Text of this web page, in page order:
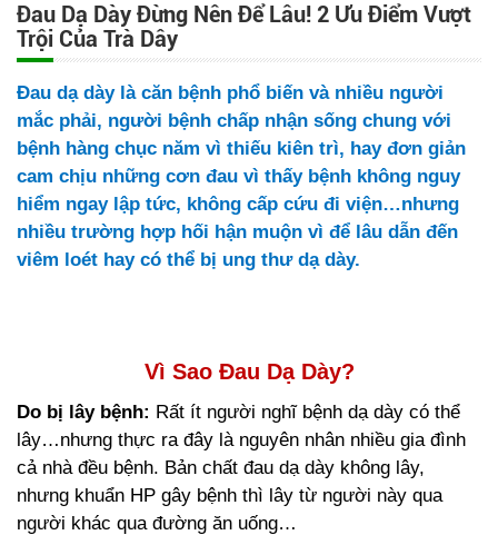
Đau Dạ Dày Đừng Nên Để Lâu! 2 Ưu Điểm Vượt
Trội Của Trà Dây
Đau dạ dàylà căn bệnh phổ biến và nhiều người
mắc phải, người bệnh chấp nhận sống chung với
bệnh hàng chục năm vì thiếu kiên trì, hay đơn giản
cam chịu những cơn đau vì thấy bệnh không nguy
hiểm ngay lập tức, không cấp cứu đi viện…nhưng
nhiều trường hợp hối hận muộn vì để lâu dẫn đến
viêm loét hay có thể bị ung thư dạ dày.
Vì Sao Đau Dạ Dày?
Do bị lây bệnh: Rất ít người nghĩ bệnh dạ dày có thể
lây…nhưng thực ra đây là nguyên nhân nhiều gia đình
cả nhà đều bệnh. Bản chất đau dạ dày không lây,
nhưng khuẩn HP gây bệnh thì lây từ người này qua
người khác qua đường ăn uống…